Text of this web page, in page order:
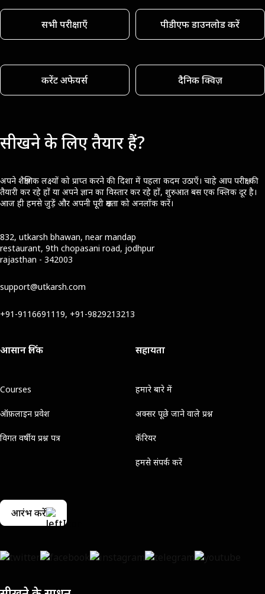
सभी परीक्षाएँ पीडीएफ डाउनलोड करें
करेंट अफेयर्स दैनिक क्विज़
सीखने के लिए तैयार हैं?
अपने शैक्षणिक लक्ष्यों को प्राप्त करने की दिशा में पहला कदम उठाएँ। चाहे आप परीक्षा की
तैयारी कर रहे हों या अपने ज्ञान का विस्तार कर रहे हों, शुरुआत बस एक क्लिक दूर है।
आज ही हमसे जुड़ें और अपनी पूरी क्षमता को अनलॉक करें।
832, utkarsh bhawan, near mandap
restaurant, 9th chopasani road, jodhpur
rajasthan - 342003
support@utkarsh.com
+91-9116691119, +91-9829213213
आसान लिंक
Courses
ऑफ़लाइन प्रवेश
विगत वर्षीय प्रश्न पत्र
सहायता
हमारे बारे में
अक्सर पूछे जाने वाले प्रश्न
कॅरियर
हमसे संपर्क करें
आरंभ करें